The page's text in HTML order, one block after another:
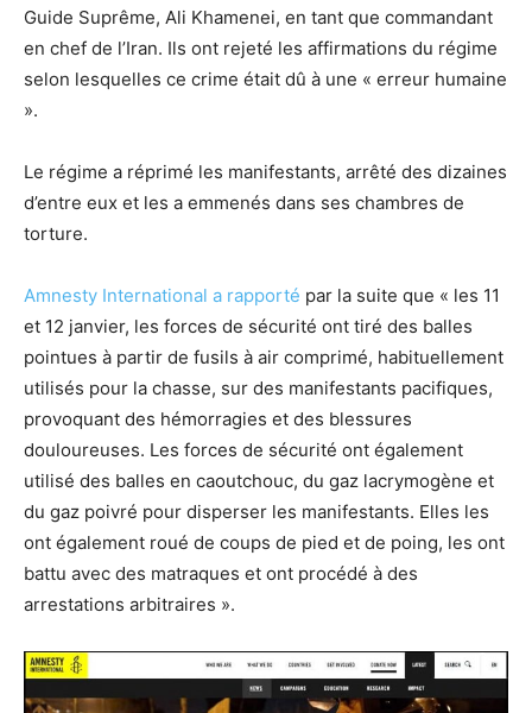
Guide Suprême, Ali Khamenei, en tant que commandant
en chef de l’Iran. Ils ont rejeté les affirmations du régime
selon lesquelles ce crime était dû à une « erreur humaine
».
Le régime a réprimé les manifestants, arrêté des dizaines
d’entre eux et les a emmenés dans ses chambres de
torture.
Amnesty International a rapporté par la suite que « les 11
et 12 janvier, les forces de sécurité ont tiré des balles
pointues à partir de fusils à air comprimé, habituellement
utilisés pour la chasse, sur des manifestants pacifiques,
provoquant des hémorragies et des blessures
douloureuses. Les forces de sécurité ont également
utilisé des balles en caoutchouc, du gaz lacrymogène et
du gaz poivré pour disperser les manifestants. Elles les
ont également roué de coups de pied et de poing, les ont
battu avec des matraques et ont procédé à des
arrestations arbitraires ».